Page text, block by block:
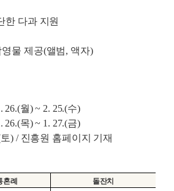
한 다과 지원
영물 제공(앨범, 액자)
26.(월) ~ 2. 25.(수)
26.(목) ~ 1. 27.(금)
토) / 진흥원 홈페이지 기재
혼례 돌잔치